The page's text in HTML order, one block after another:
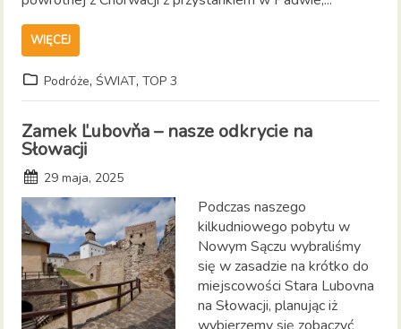
WIĘCEJ
Podróże,ŚWIAT,TOP 3
Zamek Ľubovňa – nasze odkrycie na
Słowacji
29 maja, 2025
Podczas naszego
kilkudniowego pobytu w
Nowym Sączu wybraliśmy
się w zasadzie na krótko do
miejscowości Stara Lubovna
na Słowacji, planując iż